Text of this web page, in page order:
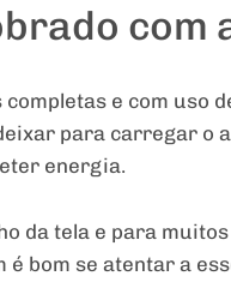
com
e com uso
para carregar
energia.
da tela e para
bom se atentar a